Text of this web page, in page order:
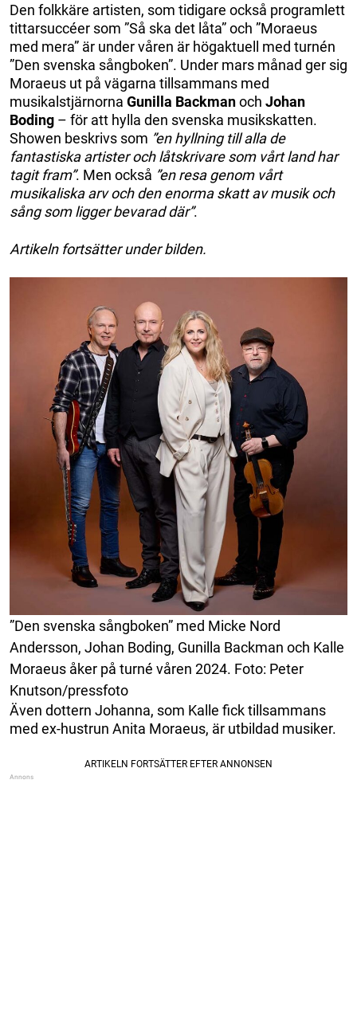
Den folkkäre artisten, som tidigare också programlett
tittarsuccéer som ”Så ska det låta” och ”Moraeus
med mera” är under våren är högaktuell med turnén
”Den svenska sångboken”. Under mars månad ger sig
Moraeus ut på vägarna tillsammans med
musikalstjärnorna Gunilla Backmanoch Johan
Boding – för att hylla den svenska musikskatten.
Showen beskrivs som ”en hyllning till alla de
fantastiska artister och låtskrivare som vårt land har
tagit fram”. Men också ”en resa genom vårt
musikaliska arv och den enorma skatt av musik och
sång som ligger bevarad där”.
Artikeln fortsätter under bilden.
”Den svenska sångboken” med Micke Nord
Andersson, Johan Boding, Gunilla Backman och Kalle
Moraeus åker på turné våren 2024. Foto: Peter
Knutson/pressfoto
Även dottern Johanna, som Kalle fick tillsammans
med ex-hustrun Anita Moraeus, är utbildad musiker.